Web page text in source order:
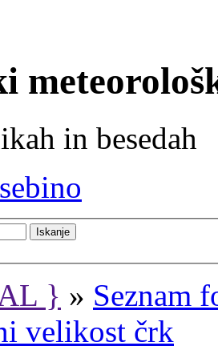
in besedah
} » Seznam
velikost črk